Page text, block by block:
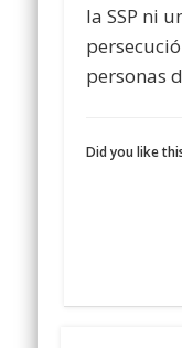
la SSP ni
personas
Did you like